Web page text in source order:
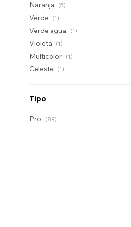
Naranja (5)
Verde (1)
Verde agua (1)
Violeta (1)
Multicolor (1)
Celeste (1)
Tipo
Pro (89)